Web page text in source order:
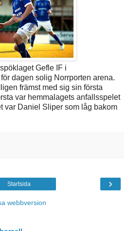
Gefle IF i
dagen solig Norrporten arena.
främst med sig sin första
var hemmalagets anfallsspelet
var Daniel Sliper som låg bakom
›
Startsida
webbversion